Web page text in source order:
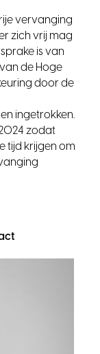
vervanging
zich vrij mag
is van
de Hoge
door de
ingetrokken.
zodat
tijd krijgen om